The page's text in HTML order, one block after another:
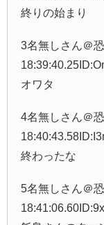
終りの始まり
3名無しさん＠
オワタ
4名無しさん＠
終わったな
5名無しさん＠